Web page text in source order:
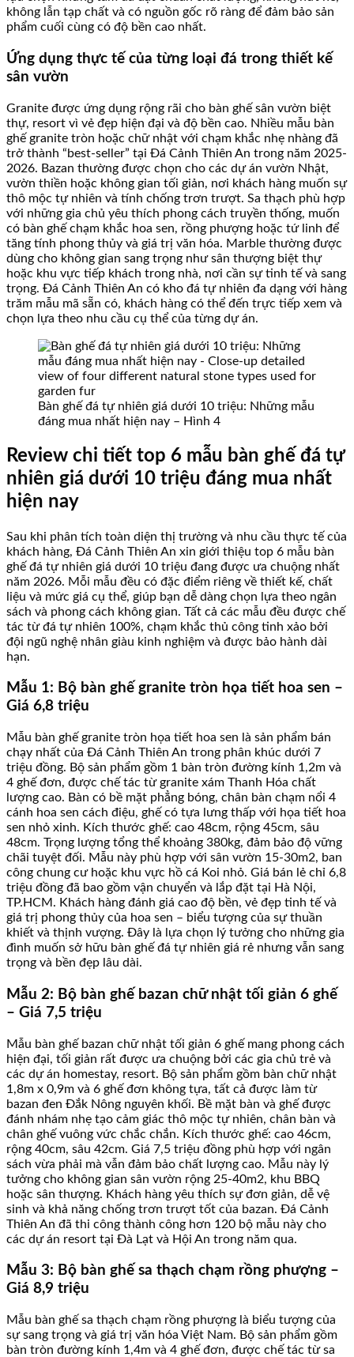
không lẫn tạp chất và có nguồn gốc rõ ràng để đảm bảo sản
phẩm cuối cùng có độ bền cao nhất.
Ứng dụng thực tế của từng loại đá trong thiết kế
sân vườn
Granite được ứng dụng rộng rãi cho bàn ghế sân vườn biệt
thự, resort vì vẻ đẹp hiện đại và độ bền cao. Nhiều mẫu bàn
ghế granite tròn hoặc chữ nhật với chạm khắc nhẹ nhàng đã
trở thành “best-seller” tại Đá Cảnh Thiên An trong năm 2025-
2026. Bazan thường được chọn cho các dự án vườn Nhật,
vườn thiền hoặc không gian tối giản, nơi khách hàng muốn sự
thô mộc tự nhiên và tính chống trơn trượt. Sa thạch phù hợp
với những gia chủ yêu thích phong cách truyền thống, muốn
có bàn ghế chạm khắc hoa sen, rồng phượng hoặc tứ linh để
tăng tính phong thủy và giá trị văn hóa. Marble thường được
dùng cho không gian sang trọng như sân thượng biệt thự
hoặc khu vực tiếp khách trong nhà, nơi cần sự tinh tế và sang
trọng. Đá Cảnh Thiên An có kho đá tự nhiên đa dạng với hàng
trăm mẫu mã sẵn có, khách hàng có thể đến trực tiếp xem và
chọn lựa theo nhu cầu cụ thể của từng dự án.
Bàn ghế đá tự nhiên giá dưới 10 triệu: Những mẫu
đáng mua nhất hiện nay – Hình 4
Review chi tiết top 6 mẫu bàn ghế đá tự
nhiên giá dưới 10 triệu đáng mua nhất
hiện nay
Sau khi phân tích toàn diện thị trường và nhu cầu thực tế của
khách hàng, Đá Cảnh Thiên An xin giới thiệu top 6 mẫu bàn
ghế đá tự nhiên giá dưới 10 triệu đang được ưa chuộng nhất
năm 2026. Mỗi mẫu đều có đặc điểm riêng về thiết kế, chất
liệu và mức giá cụ thể, giúp bạn dễ dàng chọn lựa theo ngân
sách và phong cách không gian. Tất cả các mẫu đều được chế
tác từ đá tự nhiên 100%, chạm khắc thủ công tinh xảo bởi
đội ngũ nghệ nhân giàu kinh nghiệm và được bảo hành dài
hạn.
Mẫu 1: Bộ bàn ghế granite tròn họa tiết hoa sen –
Giá 6,8 triệu
Mẫu bàn ghế granite tròn họa tiết hoa sen là sản phẩm bán
chạy nhất của Đá Cảnh Thiên An trong phân khúc dưới 7
triệu đồng. Bộ sản phẩm gồm 1 bàn tròn đường kính 1,2m và
4 ghế đơn, được chế tác từ granite xám Thanh Hóa chất
lượng cao. Bàn có bề mặt phẳng bóng, chân bàn chạm nổi 4
cánh hoa sen cách điệu, ghế có tựa lưng thấp với họa tiết hoa
sen nhỏ xinh. Kích thước ghế: cao 48cm, rộng 45cm, sâu
48cm. Trọng lượng tổng thể khoảng 380kg, đảm bảo độ vững
chãi tuyệt đối. Mẫu này phù hợp với sân vườn 15-30m2, ban
công chung cư hoặc khu vực hồ cá Koi nhỏ. Giá bán lẻ chỉ 6,8
triệu đồng đã bao gồm vận chuyển và lắp đặt tại Hà Nội,
TP.HCM. Khách hàng đánh giá cao độ bền, vẻ đẹp tinh tế và
giá trị phong thủy của hoa sen – biểu tượng của sự thuần
khiết và thịnh vượng. Đây là lựa chọn lý tưởng cho những gia
đình muốn sở hữu bàn ghế đá tự nhiên giá rẻ nhưng vẫn sang
trọng và bền đẹp lâu dài.
Mẫu 2: Bộ bàn ghế bazan chữ nhật tối giản 6 ghế
– Giá 7,5 triệu
Mẫu bàn ghế bazan chữ nhật tối giản 6 ghế mang phong cách
hiện đại, tối giản rất được ưa chuộng bởi các gia chủ trẻ và
các dự án homestay, resort. Bộ sản phẩm gồm bàn chữ nhật
1,8m x 0,9m và 6 ghế đơn không tựa, tất cả được làm từ
bazan đen Đắk Nông nguyên khối. Bề mặt bàn và ghế được
đánh nhám nhẹ tạo cảm giác thô mộc tự nhiên, chân bàn và
chân ghế vuông vức chắc chắn. Kích thước ghế: cao 46cm,
rộng 40cm, sâu 42cm. Giá 7,5 triệu đồng phù hợp với ngân
sách vừa phải mà vẫn đảm bảo chất lượng cao. Mẫu này lý
tưởng cho không gian sân vườn rộng 25-40m2, khu BBQ
hoặc sân thượng. Khách hàng yêu thích sự đơn giản, dễ vệ
sinh và khả năng chống trơn trượt tốt của bazan. Đá Cảnh
Thiên An đã thi công thành công hơn 120 bộ mẫu này cho
các dự án resort tại Đà Lạt và Hội An trong năm qua.
Mẫu 3: Bộ bàn ghế sa thạch chạm rồng phượng –
Giá 8,9 triệu
Mẫu bàn ghế sa thạch chạm rồng phượng là biểu tượng của
sự sang trọng và giá trị văn hóa Việt Nam. Bộ sản phẩm gồm
bàn tròn đường kính 1,4m và 4 ghế đơn, được chế tác từ sa